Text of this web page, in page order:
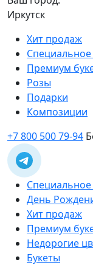
Иркутск
Хит продаж
Премиум
Розы
Подарки
Композиции
+7 800 500 79-94
День
Хит продаж
Премиум
Недорогие
Букеты